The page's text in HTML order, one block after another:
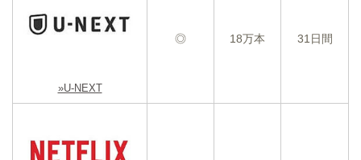
»U-NEXT
◎ 18万本 31日間